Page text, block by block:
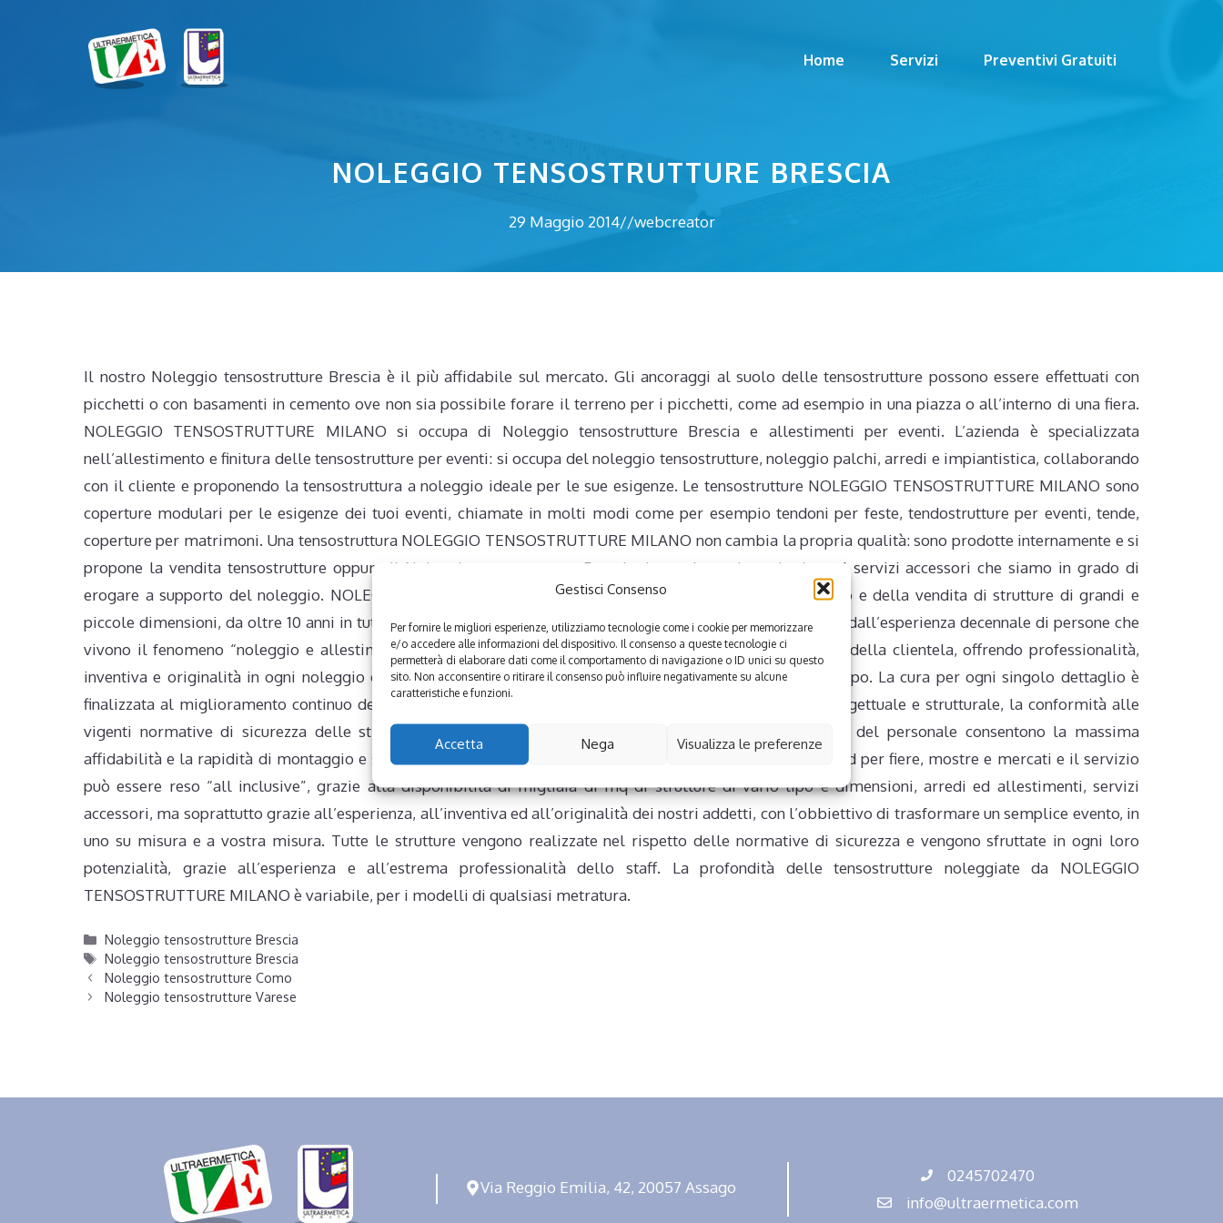
Gestisci Consenso
Per fornire le migliori esperienze, utilizziamo tecnologie come i cookie per memorizzare
e/o accedere alle informazioni del dispositivo. Il consenso a queste tecnologie ci
permetterà di elaborare dati come il comportamento di navigazione o ID unici su questo
sito. Non acconsentire o ritirare il consenso può influire negativamente su alcune
caratteristiche e funzioni.
Accetta Nega Visualizza le preferenze
Home Servizi Preventivi Gratuiti
NOLEGGIO TENSOSTRUTTURE BRESCIA
29 Maggio 2014//webcreator
Il nostro Noleggio tensostrutture Brescia è il più affidabile sul mercato. Gli ancoraggi al suolo delle tensostrutture possono essere effettuati con
picchetti o con basamenti in cemento ove non sia possibile forare il terreno per i picchetti, come ad esempio in una piazza o all’interno di una fiera.
NOLEGGIO TENSOSTRUTTURE MILANO si occupa di Noleggio tensostrutture Brescia e allestimenti per eventi. L’azienda è specializzata
nell’allestimento e finitura delle tensostrutture per eventi: si occupa del noleggio tensostrutture, noleggio palchi, arredi e impiantistica, collaborando
con il cliente e proponendo la tensostruttura a noleggio ideale per le sue esigenze. Le tensostrutture NOLEGGIO TENSOSTRUTTURE MILANO sono
coperture modulari per le esigenze dei tuoi eventi, chiamate in molti modi come per esempio tendoni per feste, tendostrutture per eventi, tende,
coperture per matrimoni. Una tensostruttura NOLEGGIO TENSOSTRUTTURE MILANO non cambia la propria qualità: sono prodotte internamente e si
propone la vendita tensostrutture oppure il Noleggio tensostrutture Brescia. I nostri nuovi prodotti e sui servizi accessori che siamo in grado di
erogare a supporto del noleggio. NOLEGGIO TENSOSTRUTTURE MILANO opera nel settore del noleggio e della vendita di strutture di grandi e
piccole dimensioni, da oltre 10 anni in tutto il nord ovest, offrendo sempre soluzioni personalizzate. Nasce dall’esperienza decennale di persone che
vivono il fenomeno “noleggio e allestimenti” e le varie evoluzioni, che conoscono le specifiche esigenze della clientela, offrendo professionalità,
inventiva e originalità in ogni noleggio o allestimento, siano piccoli eventi che grandi manifestazioni o expo. La cura per ogni singolo dettaglio è
finalizzata al miglioramento continuo della qualità del servizio proposto. Il costante perfezionamento progettuale e strutturale, la conformità alle
vigenti normative di sicurezza delle strutture e attrezzature proposte, unitamente alla specializzazione del personale consentono la massima
affidabilità e la rapidità di montaggio e smontaggio. Allestiamo spazi esterni per eventi e ricevimenti, stand per fiere, mostre e mercati e il servizio
può essere reso “all inclusive”, grazie alla disponibilità di migliaia di mq di strutture di vario tipo e dimensioni, arredi ed allestimenti, servizi
accessori, ma soprattutto grazie all’esperienza, all’inventiva ed all’originalità dei nostri addetti, con l’obbiettivo di trasformare un semplice evento, in
uno su misura e a vostra misura. Tutte le strutture vengono realizzate nel rispetto delle normative di sicurezza e vengono sfruttate in ogni loro
potenzialità, grazie all’esperienza e all’estrema professionalità dello staff. La profondità delle tensostrutture noleggiate da NOLEGGIO
TENSOSTRUTTURE MILANO è variabile, per i modelli di qualsiasi metratura.
Categorie
Noleggio tensostrutture Brescia
Tag
Noleggio tensostrutture Brescia
Noleggio tensostrutture Como
Noleggio tensostrutture Varese
Via Reggio Emilia, 42, 20057 Assago
0245702470
info@ultraermetica.com